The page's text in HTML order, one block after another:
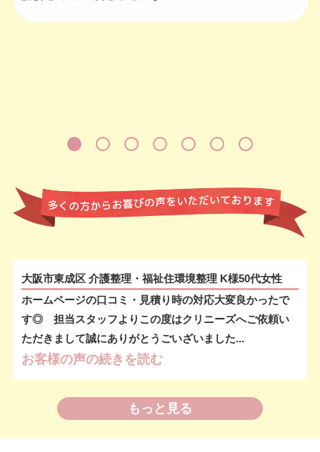
大阪市東成区 介護整理・福祉住環境整理 K様50代女性
ホームページの口コミ・見積り時の対応大変良かったで
す◎ 担当スタッフよりこの度はクリニーズへご依頼い
ただきまして誠にありがとうごいざいました...
お客様の声の続きを読む
もっと見る